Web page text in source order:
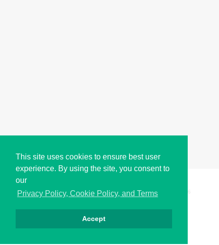
This site uses cookies to ensure best user
experience. By using the site, you consent to
our
Privacy Policy, Cookie Policy, and Terms
Accept
Copyright © i2Symbol 2011-2026, Sciweavers LLC 196
Privacy Cookies Terms Contact About